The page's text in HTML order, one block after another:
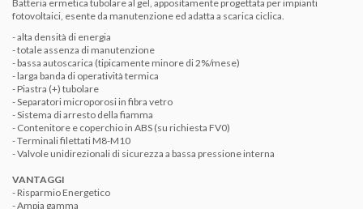
Batteria ermetica tubolare al gel, appositamente progettata per impianti
fotovoltaici, esente da manutenzione ed adatta a scarica ciclica.
- alta densità di energia
- totale assenza di manutenzione
- bassa autoscarica (tipicamente minore di 2%/mese)
- larga banda di operatività termica
- Piastra (+) tubolare
- Separatori microporosi in fibra vetro
- Sistema di arresto della fiamma
- Contenitore e coperchio in ABS (su richiesta FV0)
- Terminali filettati M8-M10
- Valvole unidirezionali di sicurezza a bassa pressione interna
VANTAGGI
- Risparmio Energetico
- Ampia gamma